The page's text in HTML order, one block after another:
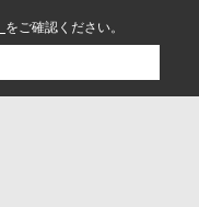
をご確認ください。